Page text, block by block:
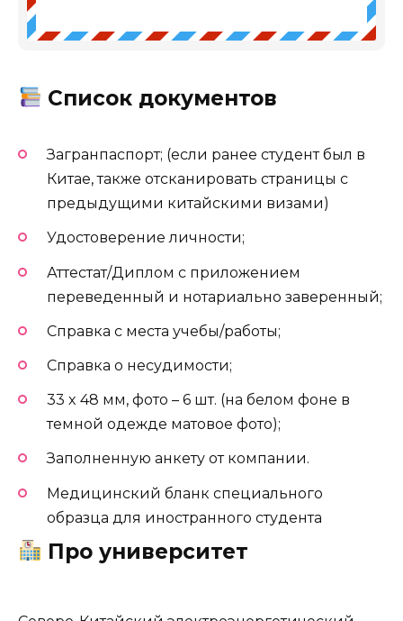
Список документов
Загранпаспорт; (если ранее студент был в
Китае, также отсканировать страницы с
предыдущими китайскими визами)
Удостоверение личности;
Аттестат/Диплом с приложением
переведенный и нотариально заверенный;
Справка с места учебы/работы;
Справка о несудимости;
33 x 48 мм, фото – 6 шт. (на белом фоне в
темной одежде матовое фото);
Заполненную анкету от компании.
Медицинский бланк специального
образца для иностранного студента
Про университет